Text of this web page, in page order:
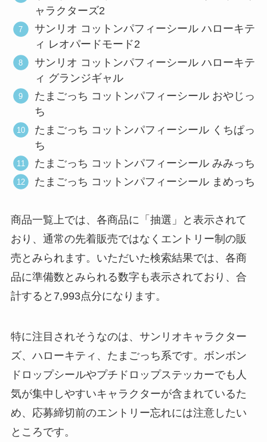
ャラクターズ2
サンリオ コットンパフィーシール ハローキテ
ィ レオパードモード2
サンリオ コットンパフィーシール ハローキテ
ィ グランジギャル
たまごっち コットンパフィーシール おやじっ
ち
たまごっち コットンパフィーシール くちぱっ
ち
たまごっち コットンパフィーシール みみっち
たまごっち コットンパフィーシール まめっち
商品一覧上では、各商品に「抽選」と表示されて
おり、通常の先着販売ではなくエントリー制の販
売とみられます。いただいた検索結果では、各商
品に準備数とみられる数字も表示されており、合
計すると7,993点分になります。
特に注目されそうなのは、サンリオキャラクター
ズ、ハローキティ、たまごっち系です。ボンボン
ドロップシールやプチドロップステッカーでも人
気が集中しやすいキャラクターが含まれているた
め、応募締切前のエントリー忘れには注意したい
ところです。